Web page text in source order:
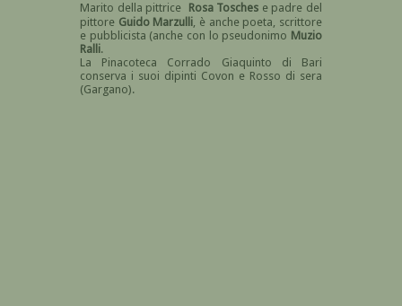
Marito della pittrice Rosa Tosches e padre del
pittore Guido Marzulli, è anche poeta, scrittore
e pubblicista (anche con lo pseudonimo Muzio
Ralli.
La Pinacoteca Corrado Giaquinto di Bari
conserva i suoi dipinti Covon e Rosso di sera
(Gargano).